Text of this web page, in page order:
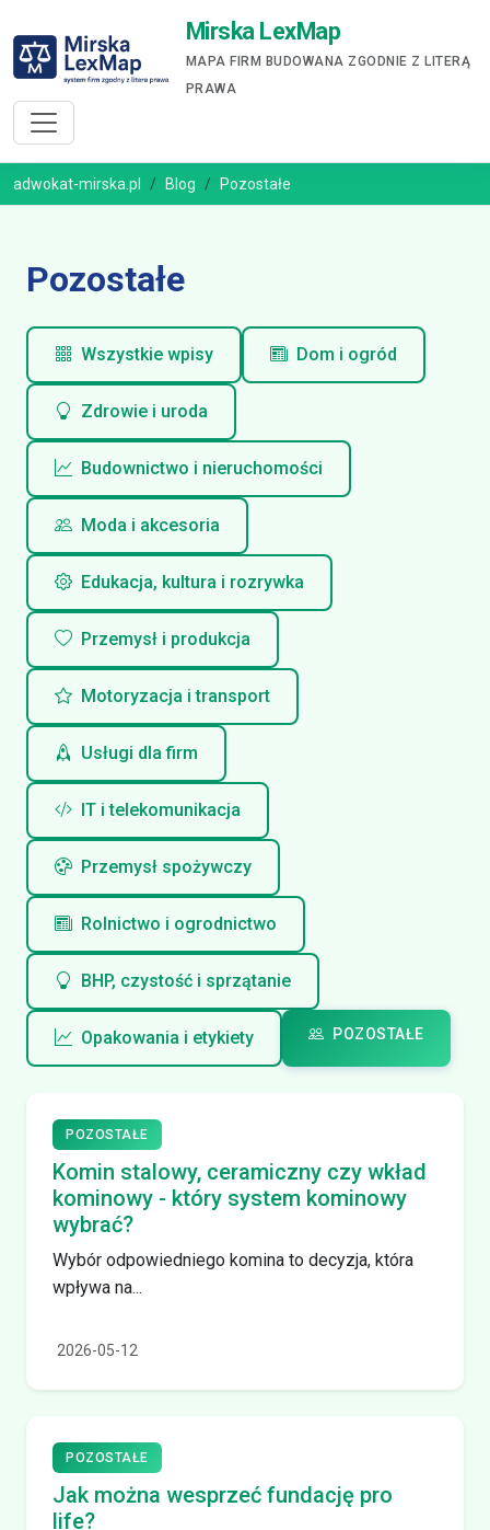
Mirska LexMap
MAPA FIRM BUDOWANA ZGODNIE Z LITERĄ
PRAWA
adwokat-mirska.pl Blog Pozostałe
Pozostałe
Wszystkie wpisy Dom i ogród
Zdrowie i uroda
Budownictwo i nieruchomości
Moda i akcesoria
Edukacja, kultura i rozrywka
Przemysł i produkcja
Motoryzacja i transport
Usługi dla firm
IT i telekomunikacja
Przemysł spożywczy
Rolnictwo i ogrodnictwo
BHP, czystość i sprzątanie
Opakowania i etykiety POZOSTAŁE
POZOSTAŁE
Komin stalowy, ceramiczny czy wkład
kominowy - który system kominowy
wybrać?
Wybór odpowiedniego komina to decyzja, która
wpływa na...
2026-05-12
POZOSTAŁE
Jak można wesprzeć fundację pro
life?